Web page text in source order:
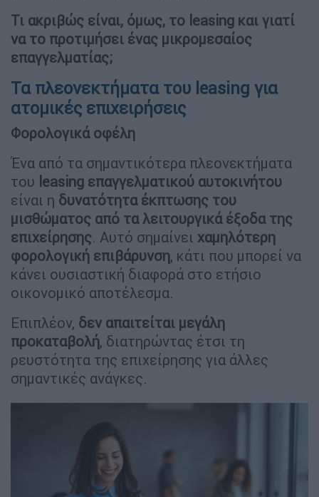
Τι ακριβώς είναι, όμως, το leasing και γιατί
να το προτιμήσει ένας μικρομεσαίος
επαγγελματίας;
Τα πλεονεκτήματα του leasing για
ατομικές επιχειρήσεις
Φορολογικά οφέλη
Ένα από τα σημαντικότερα πλεονεκτήματα
του leasing επαγγελματικού αυτοκινήτου
είναι η δυνατότητα έκπτωσης του
μισθώματος από τα λειτουργικά έξοδα της
επιχείρησης. Αυτό σημαίνει χαμηλότερη
φορολογική επιβάρυνση, κάτι που μπορεί να
κάνει ουσιαστική διαφορά στο ετήσιο
οικονομικό αποτέλεσμα.
Επιπλέον, δεν απαιτείται μεγάλη
προκαταβολή, διατηρώντας έτσι τη
ρευστότητα της επιχείρησης για άλλες
σημαντικές ανάγκες.